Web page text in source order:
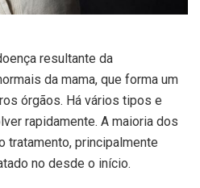
resultante da
da mama, que forma um
órgãos. Há vários tipos e
rapidamente. A maioria dos
tratamento, principalmente
no desde o início.